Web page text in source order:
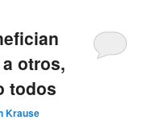
otros,
todos
Krause